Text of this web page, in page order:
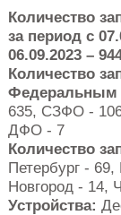
Количество
за период с
06.09.2023 –
Количество
Федеральным
635, СЗФО -
ДФО - 7
Количество
Петербург -
Новгород - 14,
Устройства: